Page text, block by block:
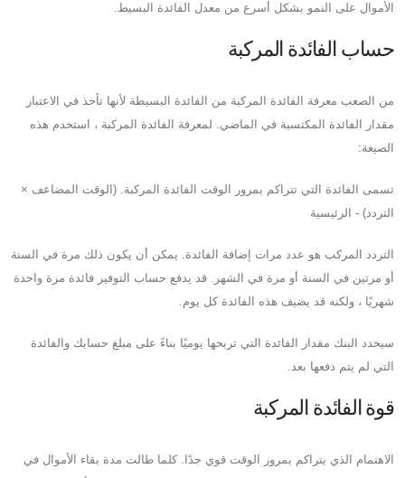
الأموال على النمو بشكل أسرع من معدل الفائدة البسيط.
حساب الفائدة المركبة
من الصعب معرفة الفائدة المركبة من الفائدة البسيطة لأنها تأخذ في الاعتبار
مقدار الفائدة المكتسبة في الماضي. لمعرفة الفائدة المركبة ، استخدم هذه
الصيغة:
تسمى الفائدة التي تتراكم بمرور الوقت الفائدة المركبة. (الوقت المضاعف ×
التردد) - الرئيسية
التردد المركب هو عدد مرات إضافة الفائدة. يمكن أن يكون ذلك مرة في السنة
أو مرتين في السنة أو مرة في الشهر. قد يدفع حساب التوفير فائدة مرة واحدة
شهريًا ، ولكنه قد يضيف هذه الفائدة كل يوم.
سيحدد البنك مقدار الفائدة التي تربحها يوميًا بناءً على مبلغ حسابك والفائدة
التي لم يتم دفعها بعد.
قوة الفائدة المركبة
الاهتمام الذي يتراكم بمرور الوقت قوي جدًا. كلما طالت مدة بقاء الأموال في